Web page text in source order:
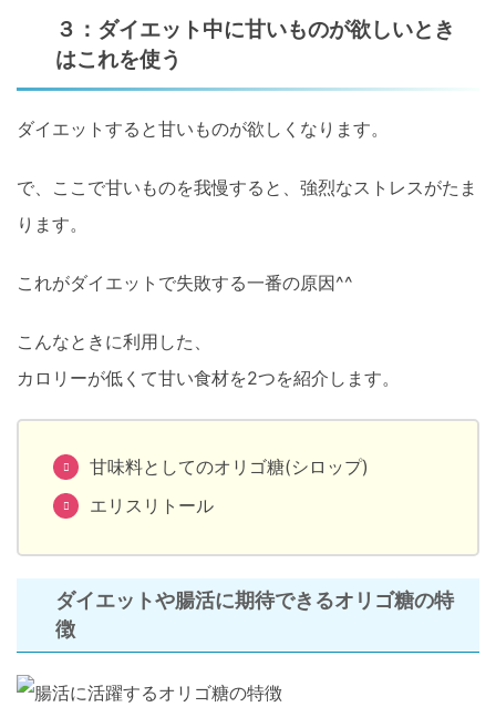
３：ダイエット中に甘いものが欲しいとき
はこれを使う
ダイエットすると甘いものが欲しくなります。
で、ここで甘いものを我慢すると、強烈なストレスがたま
ります。
これがダイエットで失敗する一番の原因^^
こんなときに利用した、
カロリーが低くて甘い食材を2つを紹介します。
甘味料としてのオリゴ糖(シロップ)
エリスリトール
ダイエットや腸活に期待できるオリゴ糖の特
徴